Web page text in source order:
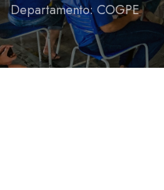
Departamento: COGPE